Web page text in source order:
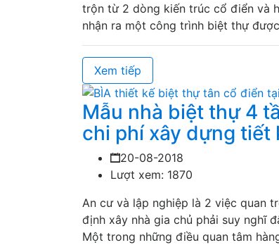
trộn từ 2 dòng kiến trúc cổ điển và
nhận ra một công trình biệt thự
Xem tiếp
Mẫu nhà biệt thự 4
chi phí xây dựng tiết
20-08-2018
Lượt xem: 1870
An cư và lập nghiệp là 2 việc quan
định xây nhà gia chủ phải suy nghĩ
Một trong những điều quan tâm